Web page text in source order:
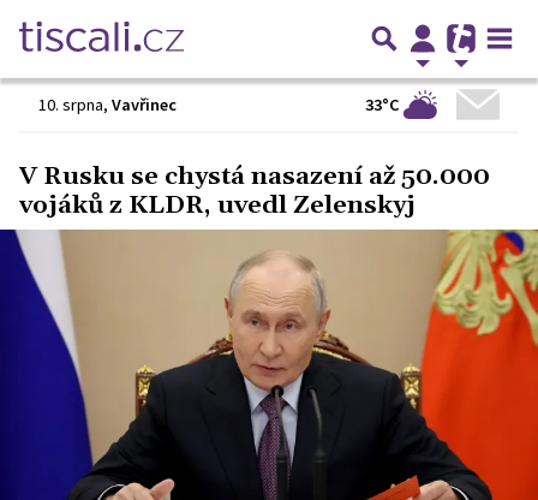
10. srpna, Vavřinec 33°C
V Rusku se chystá nasazení až 50.000
vojáků z KLDR, uvedl Zelenskyj